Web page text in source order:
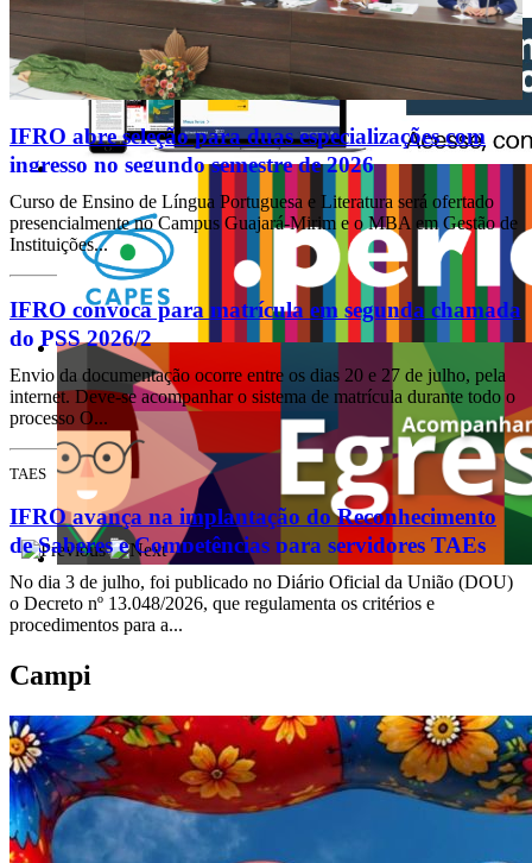
IFRO abre seleção para duas especializações com
ingresso no segundo semestre de 2026
Curso de Ensino de Língua Portuguesa e Literatura será ofertado
presencialmente no Campus Guajará-Mirim e o MBA em Gestão de
Instituições...
IFRO convoca para matrícula em segunda chamada
do PSS 2026/2
Envio da documentação ocorre entre os dias 20 e 27 de julho, pela
internet. Deve-se acompanhar o sistema de matrícula durante todo o
processo O...
TAES
IFRO avança na implantação do Reconhecimento
de Saberes e Competências para servidores TAEs
No dia 3 de julho, foi publicado no Diário Oficial da União (DOU)
o Decreto nº 13.048/2026, que regulamenta os critérios e
procedimentos para a...
Campi